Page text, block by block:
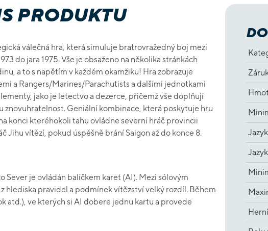
PRODUKTU
válečná hra, která simuluje bratrovražedný boj mezi
do jara 1975. Vše je obsaženo na několika stránkách
a to s napětím v každém okamžiku! Hra zobrazuje
a Rangers/Marines/Parachutists a dalšími jednotkami
jako je letectvo a dezerce, přičemž vše doplňují
znovuhratelnost. Geniální kombinace, která poskytuje hru
konci kteréhokoli tahu ovládne severní hráč provincii
Jihu vítězí, pokud úspěšně brání Saigon až do konce 8.
Sever je ovládán balíčkem karet (AI). Mezi sólovým
hlediska pravidel a podmínek vítězství velký rozdíl. Během
atd.), ve kterých si AI dobere jednu kartu a provede